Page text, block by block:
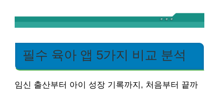
필수 육아 앱 5가지 비교 분석
임신 출산부터 아이 성장 기록까지, 처음부터 끝까